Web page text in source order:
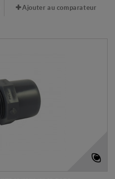
Ajouter au comparateur